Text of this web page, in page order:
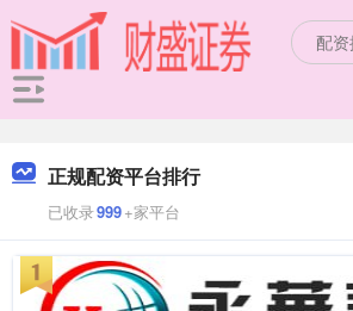
正规配资平台排行
已收录999+家平台